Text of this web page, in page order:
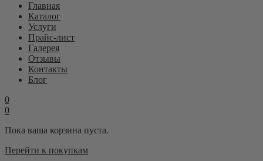
Главная
Каталог
Услуги
Прайс-лист
Галерея
Отзывы
Контакты
Блог
0
0
Пока ваша корзина пуста.
Перейти к покупкам